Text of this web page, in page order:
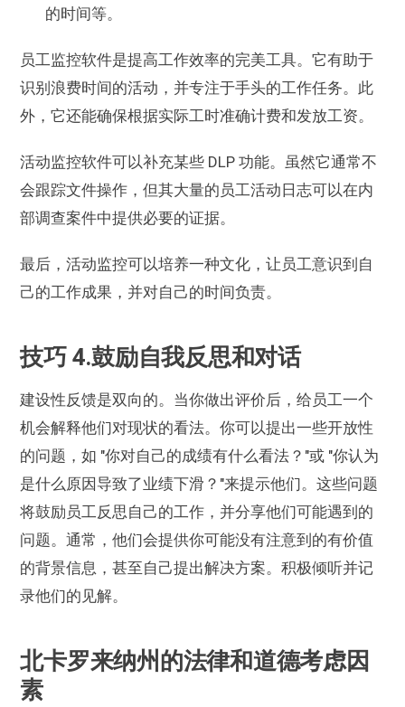
的时间等。
员工监控软件是提高工作效率的完美工具。它有助于
识别浪费时间的活动，并专注于手头的工作任务。此
外，它还能确保根据实际工时准确计费和发放工资。
活动监控软件可以补充某些 DLP 功能。虽然它通常不
会跟踪文件操作，但其大量的员工活动日志可以在内
部调查案件中提供必要的证据。
最后，活动监控可以培养一种文化，让员工意识到自
己的工作成果，并对自己的时间负责。
技巧 4.鼓励自我反思和对话
建设性反馈是双向的。当你做出评价后，给员工一个
机会解释他们对现状的看法。你可以提出一些开放性
的问题，如 "你对自己的成绩有什么看法？"或 "你认为
是什么原因导致了业绩下滑？"来提示他们。这些问题
将鼓励员工反思自己的工作，并分享他们可能遇到的
问题。通常，他们会提供你可能没有注意到的有价值
的背景信息，甚至自己提出解决方案。积极倾听并记
录他们的见解。
北卡罗来纳州的法律和道德考虑因
素